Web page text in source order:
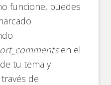
funcione, puedes
en el
tu tema y
de